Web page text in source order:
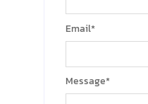
Message*
Email*